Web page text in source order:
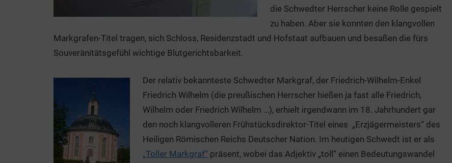
die Schwedter Herrscher keine Rolle gespielt
zu haben. Aber sie konnten den klangvollen
Markgrafen-Titel tragen, sich Schloss, Residenzstadt und Hofstaat aufbauen und besaßen die fürs
Souveränitätsgefühl wichtige Blutgerichtsbarkeit.
Der relativ bekannteste Schwedter Markgraf, der Friedrich-Wilhelm-Enkel
Friedrich Wilhelm (die preußischen Herrscher hießen ja fast alle Friedrich,
Wilhelm oder Friedrich Wilhelm …), erhielt irgendwann im 18. Jahrhundert gar
den noch klangvolleren Frühstücksdirektor-Titel eines „Erzjägermeisters“ des
Heiligen Römischen Reichs Deutscher Nation. Im heutigen Schwedt ist er als
„Toller Markgraf“ präsent, wobei das Adjektiv „toll“ einen Bedeutungswandel